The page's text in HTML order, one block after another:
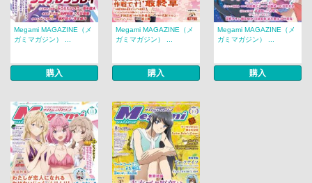
Megami MAGAZINE（メ
ガミマガジン） ...
購入
Megami MAGAZINE（メ
ガミマガジン） ...
購入
Megami MAGAZINE（メ
ガミマガジン） ...
購入